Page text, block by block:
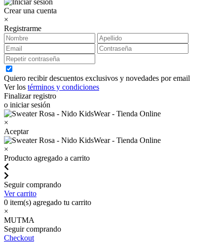
Crear una cuenta
×
Registrarme
Quiero recibir descuentos exclusivos y novedades por email
Ver los términos y condiciones
Finalizar registro
o iniciar sesión
×
Aceptar
×
Producto agregado a carrito
Seguir comprando
Ver carrito
0 item(s) agregado tu carrito
×
MUTMA
Seguir comprando
Checkout